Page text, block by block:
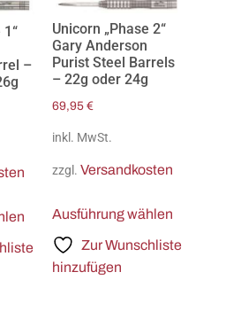
1“
–
Unicorn „Phase 2“
Gary Anderson
Purist Steel Barrels
– 22g oder 24g
69,95 €
inkl. MwSt.
zzgl. Versandkosten
Ausführung wählen
Zur Wunschliste
hinzufügen